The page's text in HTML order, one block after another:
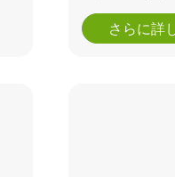
さらに詳